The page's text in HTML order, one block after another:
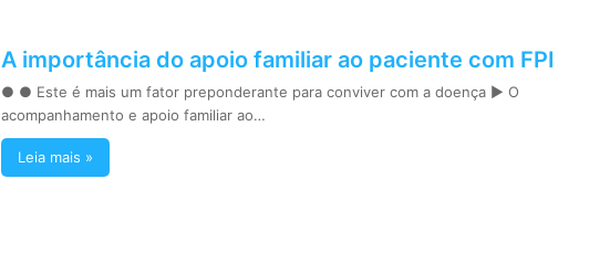
A importância do apoio familiar ao paciente com FPI
● ● Este é mais um fator preponderante para conviver com a doença ► O
acompanhamento e apoio familiar ao…
Leia mais »